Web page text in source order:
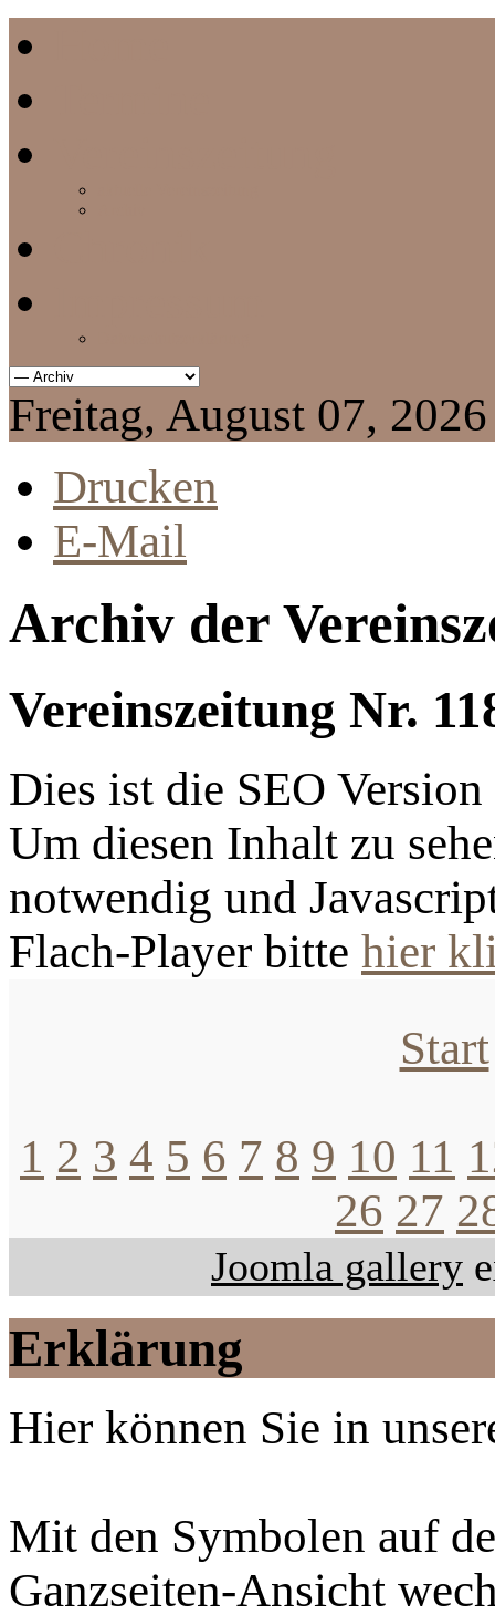
Freitag, August 07, 2026
Drucken
E-Mail
Archiv der
Vereinszeitung Nr.
Dies ist die SEO
Um diesen Inhalt zu
notwendig und
Flach-Player bitte hier
Start
1 2 3 4 5 6 7 8 9 10 11
26 27
Joomla gallery
Erklärung
Hier können Sie in
Mit den Symbolen auf
Ganzseiten-Ansicht